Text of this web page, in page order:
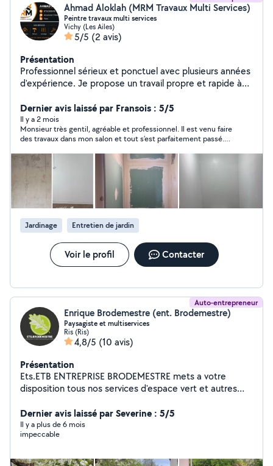
Ahmad Aloklah (MRM Travaux Multi Services)
Peintre travaux multi services
Vichy (Les Ailes)
5/5 (2 avis)
Présentation
Professionnel sérieux et ponctuel avec plusieurs années
d'expérience. Je propose un travail propre et rapide à
respect des délais garantis.
Dernier avis laissé par Fransois : 5/5
Il y a 2 mois
Monsieur très gentil, agréable et professionnel. Il est venu faire
des travaux dans mon salon et tout s’est parfaitement passé.
content du résultat. Je recommande sans hésiter, merci
encore !
Jardinage Entretien de jardin
Voir le profil Contacter
Auto-entrepreneur
Enrique Brodemestre (ent. Brodemestre)
Paysagiste et multiservices
Ris (Ris)
4,8/5 (10 avis)
Présentation
Ets.ETB ENTREPRISE BRODEMESTRE mets a votre
disposition tous nos services d'espace vert et autres
propre et soigné. Déplacement et devis gratuit.
Dernier avis laissé par Severine : 5/5
Il y a plus de 6 mois
impeccable